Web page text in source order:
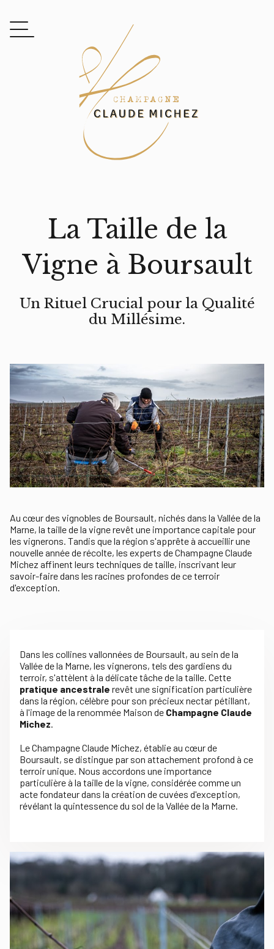
La Taille de la
Vigne à Boursault
Un Rituel Crucial pour la Qualité
du Millésime.
Au cœur des vignobles de Boursault, nichés dans la Vallée de la
Marne, la taille de la vigne revêt une importance capitale pour
les vignerons. Tandis que la région s'apprête à accueillir une
nouvelle année de récolte, les experts de Champagne Claude
Michez affinent leurs techniques de taille, inscrivant leur
savoir-faire dans les racines profondes de ce terroir
d'exception.
Dans les collines vallonnées de Boursault, au sein de la
Vallée de la Marne, les vignerons, tels des gardiens du
terroir, s'attèlent à la délicate tâche de la taille. Cette
pratique ancestrale revêt une signification particulière
dans la région, célèbre pour son précieux nectar pétillant,
à l'image de la renommée Maison de Champagne Claude
Michez.
Le Champagne Claude Michez, établie au cœur de
Boursault, se distingue par son attachement profond à ce
terroir unique. Nous accordons une importance
particulière à la taille de la vigne, considérée comme un
acte fondateur dans la création de cuvées d'exception,
révélant la quintessence du sol de la Vallée de la Marne.